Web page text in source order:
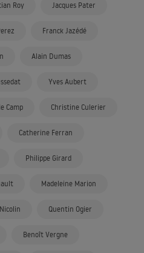
Roy Jacques Pater
Franck Jazédé
Alain Dumas
Yves Aubert
Camp Christine Culerier
Catherine Ferran
Philippe Girard
Madeleine Marion
Quentin Ogier
Benoît Vergne